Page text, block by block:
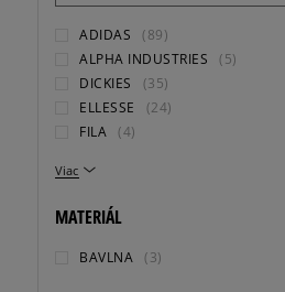
Viac
ADIDAS
(89)
ALPHA INDUSTRIES
(5)
DICKIES
(35)
ELLESSE
(24)
FILA (4)
MATERIÁL
BAVLNA (3)